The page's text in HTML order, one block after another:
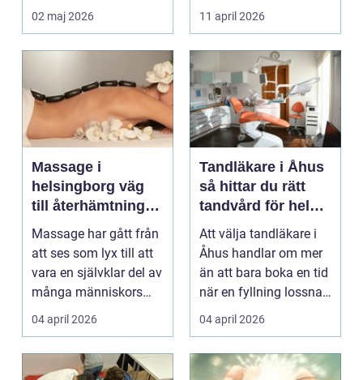
i Svedala handlar v...
02 maj 2026
vara svag....
11 april 2026
Massage i
helsingborg väg
till återhämtning
och hållbar hälsa
Massage har gått från
att ses som lyx till att
vara en självklar del av
många människors
friskvård. ...
04 april 2026
Tandläkare i Åhus
så hittar du rätt
tandvård för hela
familjen
Att välja tandläkare i
Åhus handlar om mer
än att bara boka en tid
när en fyllning lossnar
eller en ...
04 april 2026